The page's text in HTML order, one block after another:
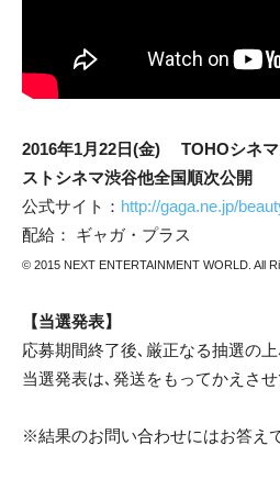
2016年1月22日(金) TOHOシネマ
ストシネマ渋谷他全国順次公開
公式サイト： http://gaga.ne.jp/
配給： ギャガ・プラス
© 2015 NEXT ENTERTAINMENT WORLD. All
【当選発表】
応募期間終了後､厳正なる抽選の上
当選発表は､発送をもってかえさせ
※結果のお問い合わせにはお答え